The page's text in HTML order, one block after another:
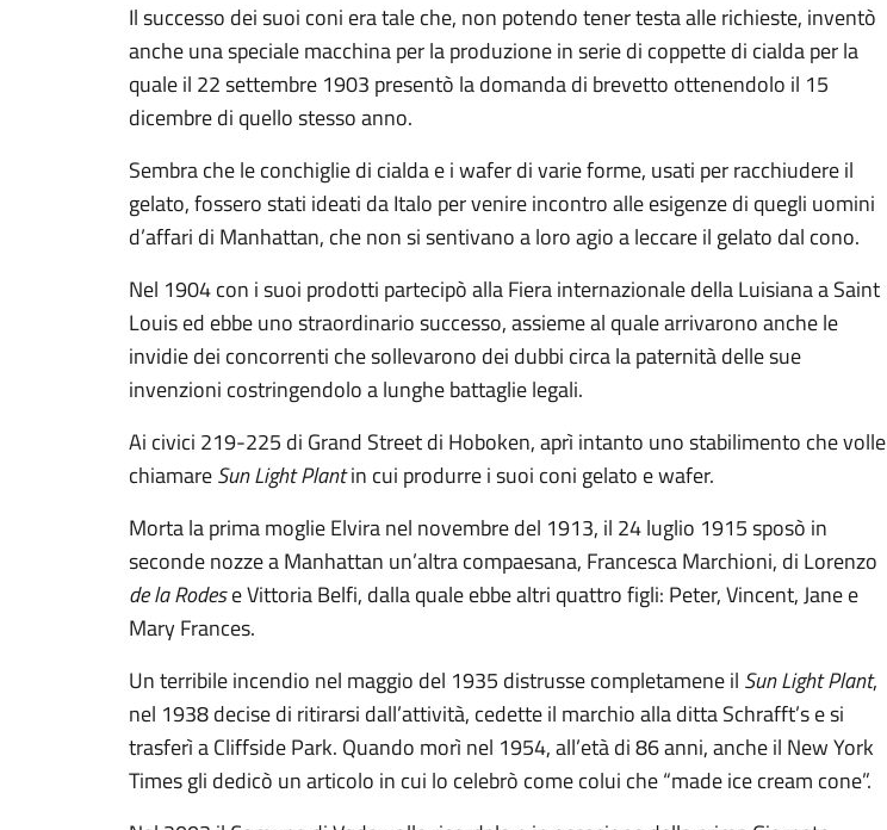
Il successo dei suoi coni era tale che, non potendo tener testa alle richieste, inventò
anche una speciale macchina per la produzione in serie di coppette di cialda per la
quale il 22 settembre 1903 presentò la domanda di brevetto ottenendolo il 15
dicembre di quello stesso anno.
Sembra che le conchiglie di cialda e i wafer di varie forme, usati per racchiudere il
gelato, fossero stati ideati da Italo per venire incontro alle esigenze di quegli uomini
d’affari di Manhattan, che non si sentivano a loro agio a leccare il gelato dal cono.
Nel 1904 con i suoi prodotti partecipò alla Fiera internazionale della Luisiana a Saint
Louis ed ebbe uno straordinario successo, assieme al quale arrivarono anche le
invidie dei concorrenti che sollevarono dei dubbi circa la paternità delle sue
invenzioni costringendolo a lunghe battaglie legali.
Ai civici 219-225 di Grand Street di Hoboken, aprì intanto uno stabilimento che volle
chiamareSun Light Plantin cui produrre i suoi coni gelato e wafer.
Morta la prima moglie Elvira nel novembre del 1913, il 24 luglio 1915 sposò in
seconde nozze a Manhattan un’altra compaesana, Francesca Marchioni, di Lorenzo
de la Rodese Vittoria Belfi, dalla quale ebbe altri quattro figli: Peter, Vincent, Jane e
Mary Frances.
Un terribile incendio nel maggio del 1935 distrusse completamene il Sun Light Plant,
nel 1938 decise di ritirarsi dall’attività, cedette il marchio alla ditta Schrafft’s e si
trasferì a Cliffside Park. Quando morì nel 1954, all’età di 86 anni, anche il New York
Times gli dedicò un articolo in cui lo celebrò come colui che “made ice cream cone”.